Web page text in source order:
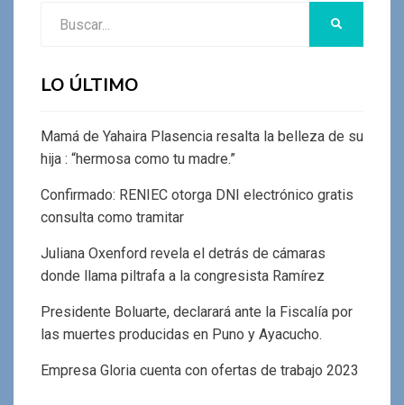
LO ÚLTIMO
Mamá de Yahaira Plasencia resalta la belleza de su
hija : “hermosa como tu madre.”
Confirmado: RENIEC otorga DNI electrónico gratis
consulta como tramitar
Juliana Oxenford revela el detrás de cámaras
donde llama piltrafa a la congresista Ramírez
Presidente Boluarte, declarará ante la Fiscalía por
las muertes producidas en Puno y Ayacucho.
Empresa Gloria cuenta con ofertas de trabajo 2023